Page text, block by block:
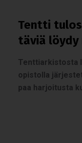
Tentti
tä­viä löydy
Tent­tiar­kis­tosta
opis­tolla
paa har­joi­tusta